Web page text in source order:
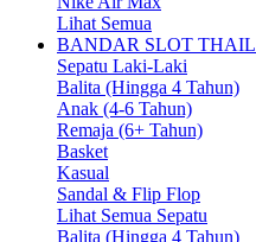
Lihat Semua
BANDAR SLOT
Sepatu Laki-Laki
Balita (Hingga 4 Tahun)
Anak (4-6 Tahun)
Remaja (6+ Tahun)
Basket
Kasual
Sandal & Flip Flop
Lihat Semua Sepatu
Balita (Hingga 4 Tahun)